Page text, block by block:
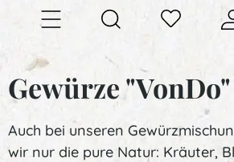
Gewürze "VonDo"
Auch bei unseren
wir nur die pure Natur: Kräuter,